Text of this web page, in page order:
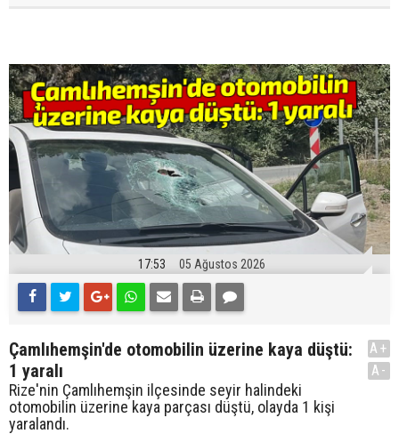
17:53 05 Ağustos 2026
Çamlıhemşin'de otomobilin üzerine kaya düştü:
1 yaralı
Rize'nin Çamlıhemşin ilçesinde seyir halindeki
otomobilin üzerine kaya parçası düştü, olayda 1 kişi
yaralandı.
A+
A-